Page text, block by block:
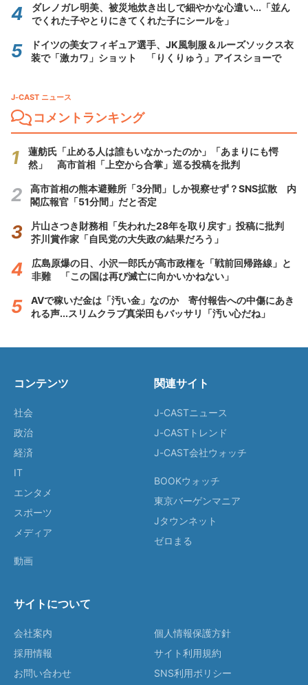
ダレノガレ明美、被災地炊き出しで細やかな心遣い...「並ん
でくれた子やとりにきてくれた子にシールを」
ドイツの美女フィギュア選手、JK風制服＆ルーズソックス衣
装で「激カワ」ショット 「りくりゅう」アイスショーで
J-CAST ニュース
コメントランキング
蓮舫氏「止める人は誰もいなかったのか」「あまりにも愕
然」 高市首相「上空から合掌」巡る投稿を批判
高市首相の熊本避難所「3分間」しか視察せず？SNS拡散 内
閣広報官「51分間」だと否定
片山さつき財務相「失われた28年を取り戻す」投稿に批判
芥川賞作家「自民党の大失政の結果だろう」
広島原爆の日、小沢一郎氏が高市政権を「戦前回帰路線」と
非難 「この国は再び滅亡に向かいかねない」
AVで稼いだ金は「汚い金」なのか 寄付報告への中傷にあき
れる声...スリムクラブ真栄田もバッサリ「汚い心だね」
コンテンツ
社会
政治
経済
IT
エンタメ
スポーツ
メディア
動画
関連サイト
J-CASTニュース
J-CASTトレンド
J-CAST会社ウォッチ
BOOKウォッチ
東京バーゲンマニア
Jタウンネット
ゼロまる
サイトについて
会社案内
採用情報
お問い合わせ
個人情報保護方針
サイト利用規約
SNS利用ポリシー